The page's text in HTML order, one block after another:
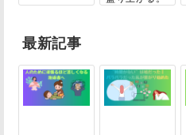
最新記事